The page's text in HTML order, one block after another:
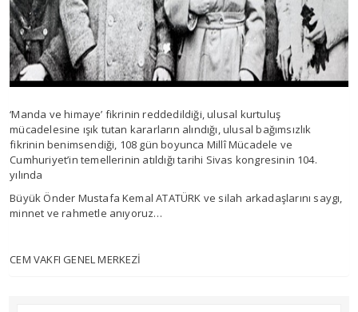
‘Manda ve himaye’ fikrinin reddedildiği, ulusal kurtuluş
mücadelesine ışık tutan kararların alındığı, ulusal bağımsızlık
fikrinin benimsendiği, 108 gün boyunca Millî Mücadele ve
Cumhuriyet’in temellerinin atıldığı tarihi Sivas kongresinin 104.
yılında
Büyük Önder Mustafa Kemal ATATÜRK ve silah arkadaşlarını saygı,
minnet ve rahmetle anıyoruz…
CEM VAKFI GENEL MERKEZİ